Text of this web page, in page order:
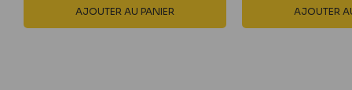
AJOUTER AU PANIER AJOUTER